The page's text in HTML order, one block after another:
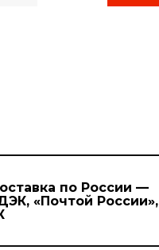
по России —
«Почтой России»,